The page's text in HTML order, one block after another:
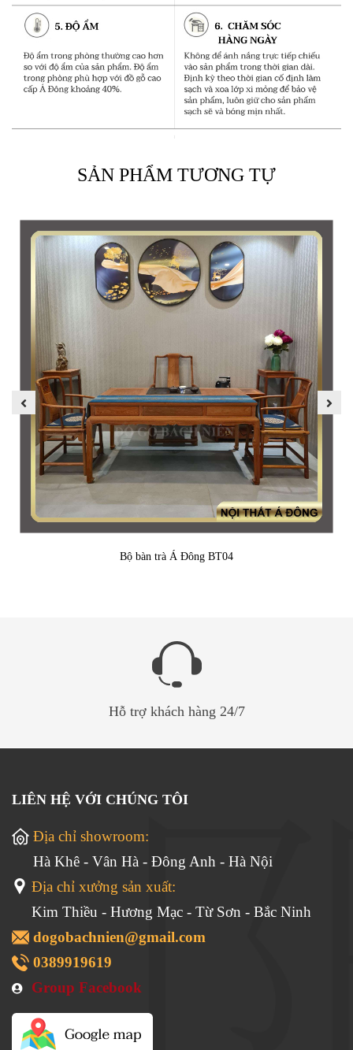
SẢN PHẨM TƯƠNG TỰ
Bộ bàn trà Á Đông BT04
Hỗ trợ khách hàng 24/7
LIÊN HỆ VỚI CHÚNG TÔI
Địa chỉ showroom:
Hà Khê - Vân Hà - Đông Anh - Hà Nội
Địa chỉ xưởng sản xuất:
Kim Thiều - Hương Mạc - Từ Sơn - Bắc Ninh
dogobachnien@gmail.com
0389919619
Group Facebook